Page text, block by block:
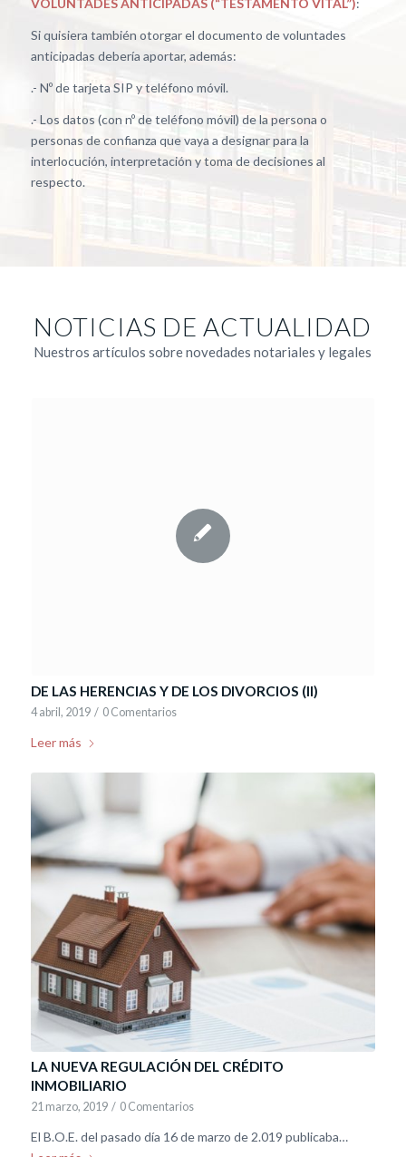
VOLUNTADES ANTICIPADAS (“TESTAMENTO VITAL”):
Si quisiera también otorgar el documento de voluntades
anticipadas debería aportar, además:
.- Nº de tarjeta SIP y teléfono móvil.
.- Los datos (con nº de teléfono móvil) de la persona o
personas de confianza que vaya a designar para la
interlocución, interpretación y toma de decisiones al
respecto.
NOTICIAS DE ACTUALIDAD
Nuestros artículos sobre novedades notariales y legales
DE LAS HERENCIAS Y DE LOS DIVORCIOS (II)
4 abril, 2019 / 0 Comentarios
Leer más
LA NUEVA REGULACIÓN DEL CRÉDITO
INMOBILIARIO
21 marzo, 2019 / 0 Comentarios
El B.O.E. del pasado día 16 de marzo de 2.019 publicaba…